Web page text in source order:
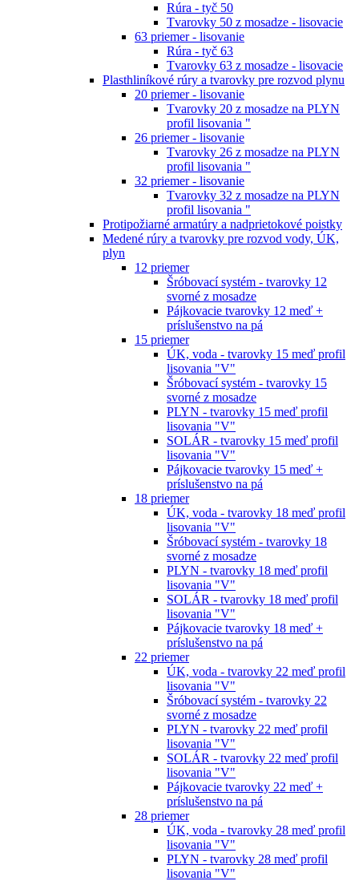
Rúra - tyč 50
Tvarovky 50 z mosadze - lisovacie
63 priemer - lisovanie
Rúra - tyč 63
Tvarovky 63 z mosadze - lisovacie
Plasthliníkové rúry a tvarovky pre rozvod plynu
20 priemer - lisovanie
Tvarovky 20 z mosadze na PLYN
profil lisovania "
26 priemer - lisovanie
Tvarovky 26 z mosadze na PLYN
profil lisovania "
32 priemer - lisovanie
Tvarovky 32 z mosadze na PLYN
profil lisovania "
Protipožiarné armatúry a nadprietokové poistky
Medené rúry a tvarovky pre rozvod vody, ÚK,
plyn
12 priemer
Šróbovací systém - tvarovky 12
svorné z mosadze
Pájkovacie tvarovky 12 meď +
príslušenstvo na pá
15 priemer
ÚK, voda - tvarovky 15 meď profil
lisovania "V"
Šróbovací systém - tvarovky 15
svorné z mosadze
PLYN - tvarovky 15 meď profil
lisovania "V"
SOLÁR - tvarovky 15 meď profil
lisovania "V"
Pájkovacie tvarovky 15 meď +
príslušenstvo na pá
18 priemer
ÚK, voda - tvarovky 18 meď profil
lisovania "V"
Šróbovací systém - tvarovky 18
svorné z mosadze
PLYN - tvarovky 18 meď profil
lisovania "V"
SOLÁR - tvarovky 18 meď profil
lisovania "V"
Pájkovacie tvarovky 18 meď +
príslušenstvo na pá
22 priemer
ÚK, voda - tvarovky 22 meď profil
lisovania "V"
Šróbovací systém - tvarovky 22
svorné z mosadze
PLYN - tvarovky 22 meď profil
lisovania "V"
SOLÁR - tvarovky 22 meď profil
lisovania "V"
Pájkovacie tvarovky 22 meď +
príslušenstvo na pá
28 priemer
ÚK, voda - tvarovky 28 meď profil
lisovania "V"
PLYN - tvarovky 28 meď profil
lisovania "V"